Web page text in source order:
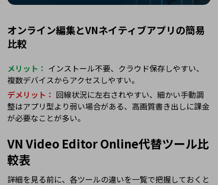
オンライン編集とVNネイティブアプリの簡易
比較
メリット： インストール不要、クラウド保存しやすい、
複数デバイスからアクセスしやすい。
デメリット： 回線状況に左右されやすい、細かい手動調
整はアプリ型より弱い場合がある、高画質書き出しに課金
が必要なことが多い。
VN Video Editor Online代替ツール比
較表
詳細を見る前に、各ツールの違いを一覧で把握しておくと